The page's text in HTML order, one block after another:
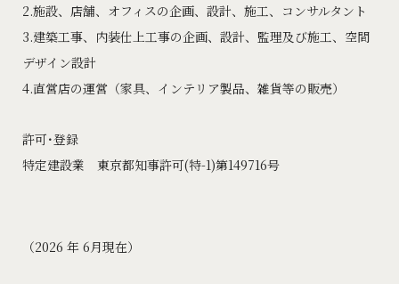
2.施設、店舗、オフィスの企画、設計、施工、コンサルタント
3.建築工事、内装仕上工事の企画、設計、監理及び施工、空間
デザイン設計
4.直営店の運営（家具、インテリア製品、雑貨等の販売）
許可･登録
特定建設業 東京都知事許可(特-1)第149716号
（2026 年 6月現在）